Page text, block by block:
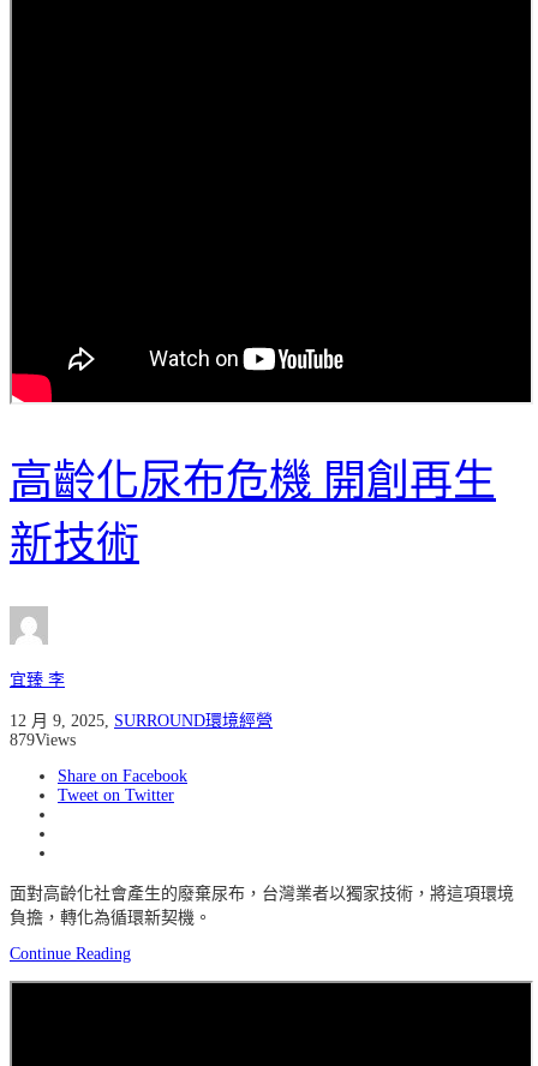
高齡化尿布危機 開創再生
新技術
宜臻 李
12 月 9, 2025 SURROUND環境經營
879Views
Share on Facebook
Tweet on Twitter
面對高齡化社會產生的廢棄尿布，台灣業者以獨家技術，將這項環境
負擔，轉化為循環新契機。
Continue Reading